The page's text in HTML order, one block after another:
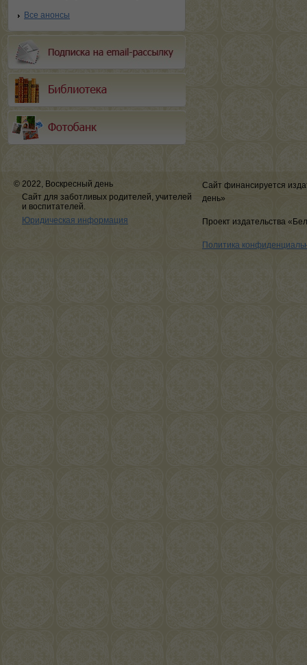
Все анонсы
© 2022, Воскресный день
Сайт для заботливых родителей, учителей
и воспитателей.
Юридическая информация
Сайт финансируется
день»
Проект издательства
Политика